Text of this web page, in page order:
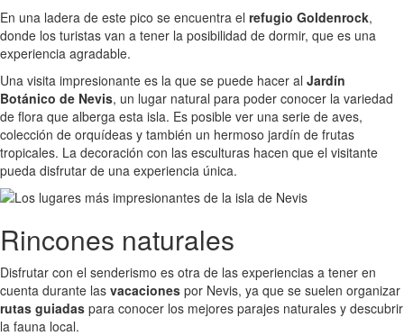
En una ladera de este pico se encuentra el refugio Goldenrock,
donde los turistas van a tener la posibilidad de dormir, que es una
experiencia agradable.
Una visita impresionante es la que se puede hacer al Jardín
Botánico de Nevis, un lugar natural para poder conocer la variedad
de flora que alberga esta isla. Es posible ver una serie de aves,
colección de orquídeas y también un hermoso jardín de frutas
tropicales. La decoración con las esculturas hacen que el visitante
pueda disfrutar de una experiencia única.
Rincones naturales
Disfrutar con el senderismo es otra de las experiencias a tener en
cuenta durante las vacaciones por Nevis, ya que se suelen organizar
rutas guiadas para conocer los mejores parajes naturales y descubrir
la fauna local.